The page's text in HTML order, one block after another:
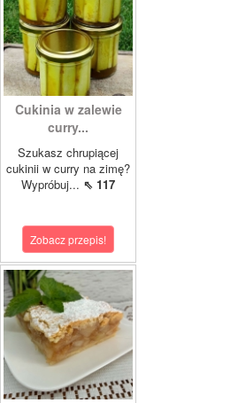
Cukinia w zalewie
curry...
Szukasz chrupiącej
cukinii w curry na zimę?
Wypróbuj... ⇖ 117
Zobacz przepis!